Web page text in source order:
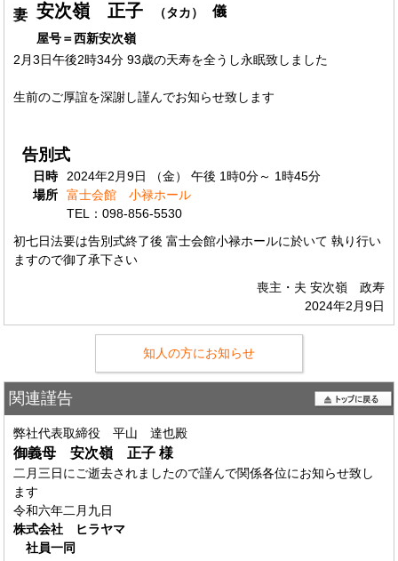
妻 安次嶺 正子 （タカ） 儀
屋号＝西新安次嶺
2月3日午後2時34分 93歳の天寿を全うし永眠致しました
生前のご厚誼を深謝し謹んでお知らせ致します
告別式
日時
2024年2月9日 （金） 午後 1時0分～ 1時45分
場所
富士会館 小禄ホール
TEL：098-856-5530
初七日法要は告別式終了後 富士会館小禄ホールに於いて 執り行い
ますので御了承下さい
喪主・夫 安次嶺 政寿
2024年2月9日
知人の方にお知らせ
関連謹告
弊社代表取締役 平山 達也殿
御義母 安次嶺 正子様
二月三日にご逝去されましたので謹んで関係各位にお知らせ致し
ます
令和六年二月九日
株式会社 ヒラヤマ
社員一同